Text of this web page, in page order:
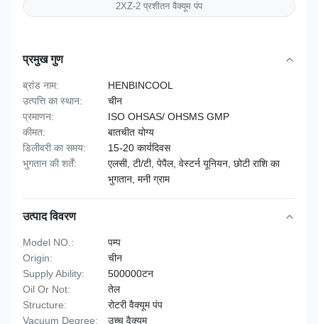
2XZ-2 प्रशीतन वैक्यूम पंप
प्रमुख गुण
ब्रांड नाम:
HENBINCOOL
उत्पत्ति का स्थान:
चीन
प्रमाणन:
ISO OHSAS/ OHSMS GMP
कीमत:
बातचीत योग्य
डिलीवरी का समय:
15-20 कार्यदिवस
भुगतान की शर्तें:
एलसी, टी/टी, पेपैल, वेस्टर्न यूनियन, छोटी राशि का
भुगतान, मनी ग्राम
उत्पाद विवरण
Model NO.:
पम्प
Origin:
चीन
Supply Ability:
500000टन
Oil Or Not:
तेल
Structure:
रोटरी वैक्यूम पंप
Vacuum Degree:
उच्च वैक्यूम